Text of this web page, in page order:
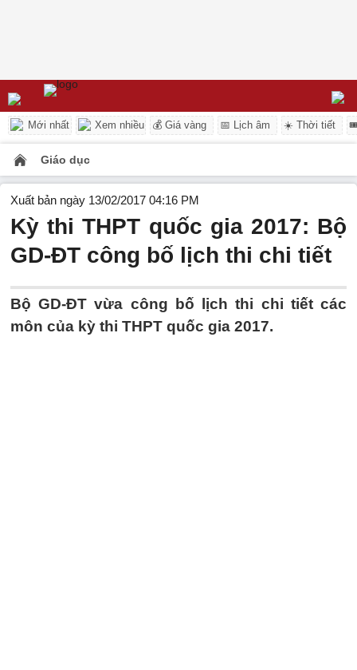
Mới nhất Xem nhiều 💰 Giá vàng 📅 Lịch âm ☀️ Thời tiết
Giáo dục
Xuất bản ngày 13/02/2017 04:16 PM
Kỳ thi THPT quốc gia 2017: Bộ
GD-ĐT công bố lịch thi chi tiết
Bộ GD-ĐT vừa công bố lịch thi chi tiết các
môn của kỳ thi THPT quốc gia 2017.